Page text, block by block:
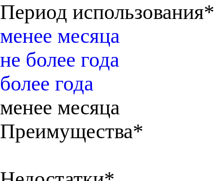
Период использования*
менее месяца
не более года
более года
менее месяца
Преимущества*